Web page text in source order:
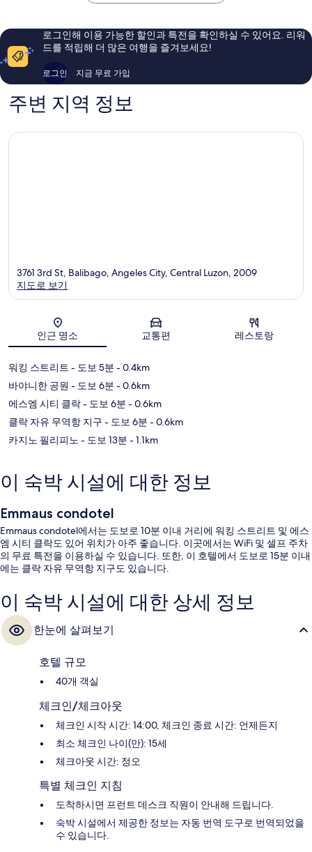
이
후
기
후
기
로그인해 이용 가능한 할인과 특전을 확인하실 수 있어요. 리워
드를 적립해 더 많은 여행을 즐겨보세요!
로그인 지금 무료 가입
주변 지역 정보
지도
3761 3rd St, Balibago, Angeles City, Central Luzon, 2009
지도로 보기
인근 명소 교통편 레스토랑
워킹 스트리트 - 도보 5분 - 0.4km
바야니한 공원 - 도보 6분 - 0.6km
에스엠 시티 클락- 도보 6분 - 0.6km
클락 자유 무역항 지구 - 도보 6분 - 0.6km
카지노 필리피노 - 도보 13분 - 1.1km
이 숙박 시설에 대한 정보
Emmaus condotel
Emmaus condotel에서는 도보로 10분 이내 거리에 워킹 스트리트 및 에스
엠 시티 클락도 있어 위치가 아주 좋습니다. 이곳에서는 WiFi 및 셀프 주차
의 무료 특전을 이용하실 수 있습니다. 또한, 이 호텔에서 도보로 15분 이내
에는 클락 자유 무역항 지구도 있습니다.
이 숙박 시설에 대한 상세 정보
한눈에 살펴보기
호텔 규모
40개 객실
체크인/체크아웃
체크인 시작 시간: 14:00, 체크인 종료 시간: 언제든지
최소 체크인 나이(만): 15세
체크아웃 시간: 정오
특별 체크인 지침
도착하시면 프런트 데스크 직원이 안내해 드립니다.
숙박 시설에서 제공한 정보는 자동 번역 도구로 번역되었을
수 있습니다.